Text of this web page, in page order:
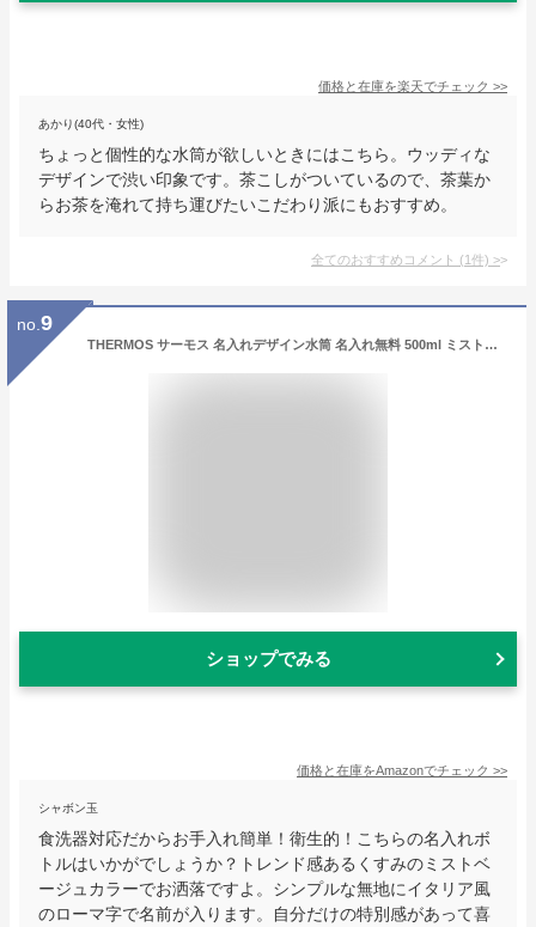
価格と在庫を楽天でチェック >>
あかり(40代・女性)
ちょっと個性的な水筒が欲しいときにはこちら。ウッディな
デザインで渋い印象です。茶こしがついているので、茶葉か
らお茶を淹れて持ち運びたいこだわり派にもおすすめ。
全てのおすすめコメント (1件) >
no. 9
THERMOS サーモス 名入れデザイン水筒 名入れ無料 500ml ミストベージュ JNL-S500 ワンタッチ 直飲みタイプ MSBE マイボトル ギフト 食洗機対応モデル〔7360〕 (イタリア風)
ショップでみる
価格と在庫をAmazonでチェック >>
シャボン玉
食洗器対応だからお手入れ簡単！衛生的！こちらの名入れボ
トルはいかがでしょうか？トレンド感あるくすみのミストベ
ージュカラーでお洒落ですよ。シンプルな無地にイタリア風
のローマ字で名前が入ります。自分だけの特別感があって喜